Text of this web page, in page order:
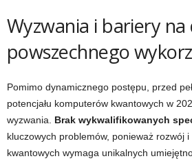
Wyzwania i bariery
powszechnego
Pomimo dynamicznego postępu, przed
potencjału komputerów kwantowych w
wyzwania. Brak wykwalifikowanych
kluczowych problemów, ponieważ rozwój i
kwantowych wymaga unikalnych